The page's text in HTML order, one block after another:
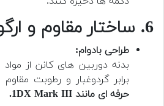
6. ساختار مقاوم و ارگونومیک
طراحی بادوام:
بدنه دوربین های کانن از
برابر گردوغبار و رطوبت
حرفه ای مانند 1DX Mark III.